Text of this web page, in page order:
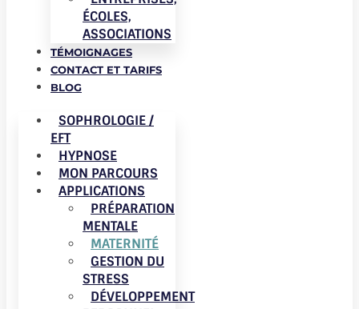
ÉCOLES,
ASSOCIATIONS
TÉMOIGNAGES
CONTACT ET TARIFS
BLOG
SOPHROLOGIE /
EFT
HYPNOSE
MON PARCOURS
APPLICATIONS
PRÉPARATION
MENTALE
MATERNITÉ
GESTION DU
STRESS
DÉVELOPPEMENT